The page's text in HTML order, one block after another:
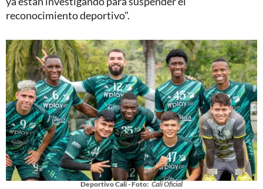
reconocimiento deportivo".
Deportivo Cali - Foto: Cali Oficial